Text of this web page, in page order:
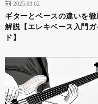
2025.03.02
ギターとベースの違いを徹
解説【エレキベース入門ガ
ド】